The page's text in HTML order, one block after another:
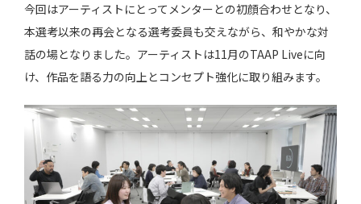
今回はアーティストにとってメンターとの初顔合わせとなり、
本選考以来の再会となる選考委員も交えながら、和やかな対
話の場となりました。アーティストは11月のTAAP Liveに向
け、作品を語る力の向上とコンセプト強化に取り組みます。